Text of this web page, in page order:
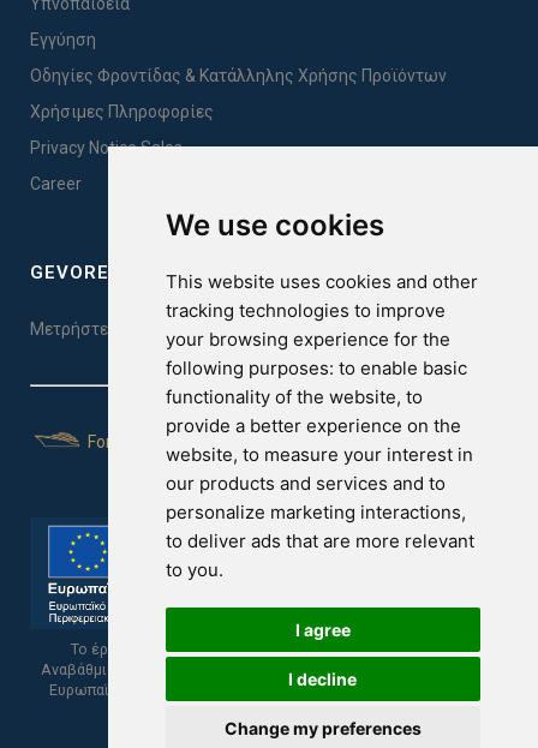
We use cookies
This website uses cookies and other
tracking technologies to improve
your browsing experience for the
following purposes: to enable basic
functionality of the website, to
provide a better experience on the
website, to measure your interest in
our products and services and to
personalize marketing interactions,
to deliver ads that are more relevant
to you.
I agree
I decline
Change my preferences
Υπνοπαιδεία
Εγγύηση
Οδηγίες Φροντίδας & Κατάλληλης Χρήσης Προϊόντων
Χρήσιμες Πληροφορίες
Privacy Notice Sales
Career
GEVOREST SLEEP QUALITY INDEX
Μετρήστε την ποιότητα του ύπνου σας. Κάντε το τεστ εδώ!
For Yachts
Το έργο υποβλήθηκε στα πλαίσια του Σχεδίου Ψηφιακής
Αναβάθμισης των Επιχειρήσεων και συγχρηματοδοτείται από το
Ευρωπαϊκό Ταμείο Περιφερειακής Ανάπτυξης και την Κυπριακή